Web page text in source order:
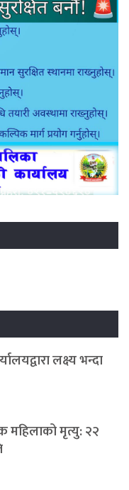
लक्ष्य भन्दा
मृत्यु: २२